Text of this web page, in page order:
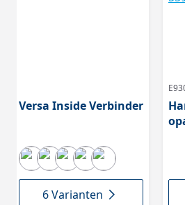
Versa Inside Verbinder
6 Varianten